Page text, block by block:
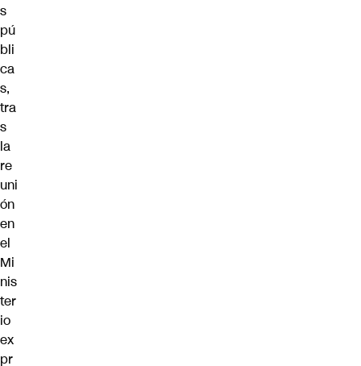
s
pú
bli
ca
s,
tra
s
la
re
uni
ón
en
el
Mi
nis
ter
io
ex
pr